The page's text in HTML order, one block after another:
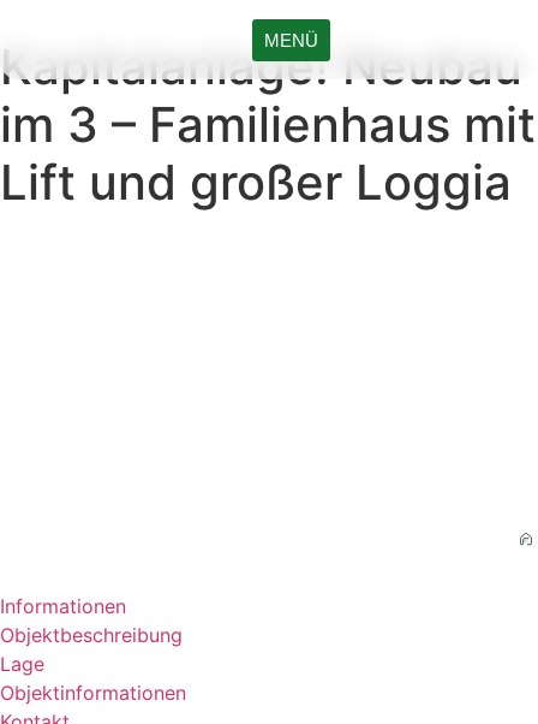
MENÜ
Kapitalanlage! Neubau
im 3 – Familienhaus mit
Lift und großer Loggia
Informationen
Objektbeschreibung
Lage
Objektinformationen